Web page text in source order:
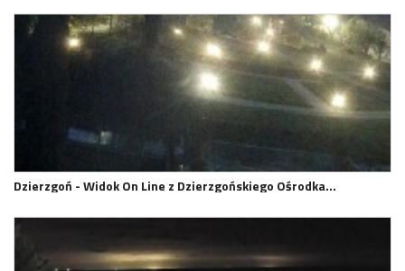
Dzierzgoń - Widok On Line z Dzierzgońskiego Ośrodka…